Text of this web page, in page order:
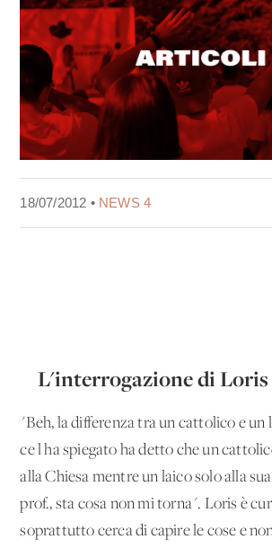
18/07/2012 • NEWS 4
L'interrogazione di Loris
"Beh, la differenza tra un cattolico e un
ce l'ha spiegato ha detto che un
alla Chiesa mentre un laico solo alla
prof., sta cosa non mi torna". Loris è
soprattutto cerca di capire le cose e